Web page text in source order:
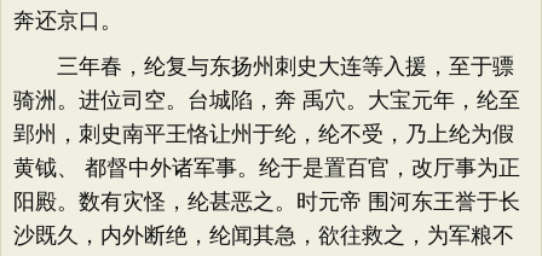
奔还京口。
三年春，纶复与东扬州刺史大连等入援，至于骠
骑洲。进位司空。台城陷，奔 禹穴。大宝元年，纶至
郢州，刺史南平王恪让州于纶，纶不受，乃上纶为假
黄钺、 都督中外诸军事。纶于是置百官，改厅事为正
阳殿。数有灾怪，纶甚恶之。时元帝 围河东王誉于长
沙既久，内外断绝，纶闻其急，欲往救之，为军粮不